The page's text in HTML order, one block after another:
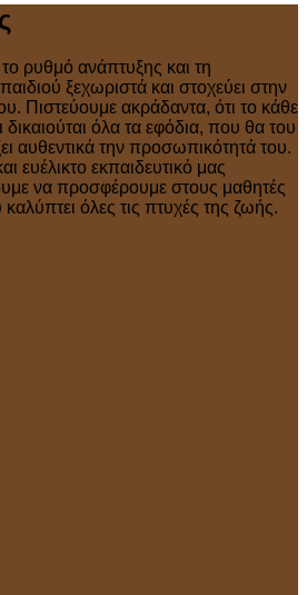
ρυθμό ανάπτυξης και τη
ξεχωριστά και στοχεύει στην
Πιστεύουμε ακράδαντα, ότι το κάθε
δικαιούται όλα τα εφόδια, που θα του
αυθεντικά την προσωπικότητά του.
ευέλικτο εκπαιδευτικό μας
να προσφέρουμε στους μαθητές
όλες τις πτυχές της ζωής.